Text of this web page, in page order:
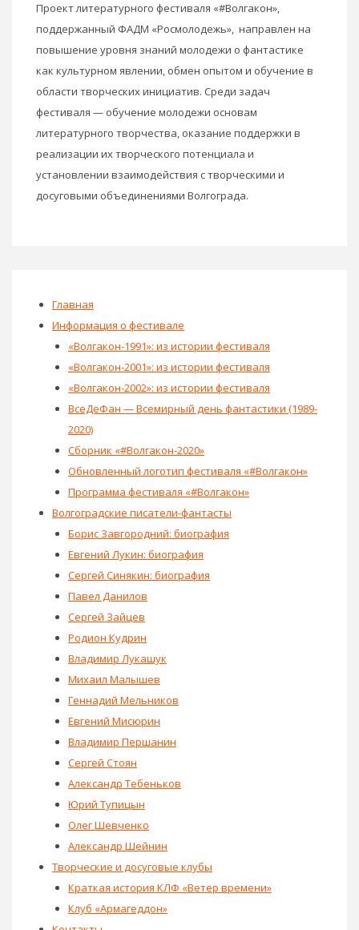
Проект литературного фестиваля «#Волгакон»,
поддержанный ФАДМ «Росмолодежь», направлен на
повышение уровня знаний молодежи о фантастике
как культурном явлении, обмен опытом и обучение в
области творческих инициатив. Среди задач
фестиваля — обучение молодежи основам
литературного творчества, оказание поддержки в
реализации их творческого потенциала и
установлении взаимодействия с творческими и
досуговыми объединениями Волгограда.
Главная
Информация о фестивале
«Волгакон-1991»: из истории фестиваля
«Волгакон-2001»: из истории фестиваля
«Волгакон-2002»: из истории фестиваля
ВсеДеФан — Всемирный день фантастики (1989-
2020)
Сборник «#Волгакон-2020»
Обновленный логотип фестиваля «#Волгакон»
Программа фестиваля «#Волгакон»
Волгоградские писатели-фантасты
Борис Завгородний: биография
Евгений Лукин: биография
Сергей Синякин: биография
Павел Данилов
Сергей Зайцев
Родион Кудрин
Владимир Лукашук
Михаил Малышев
Геннадий Мельников
Евгений Мисюрин
Владимир Першанин
Сергей Стоян
Александр Тебеньков
Юрий Тупицын
Олег Шевченко
Александр Шейнин
Творческие и досуговые клубы
Краткая история КЛФ «Ветер времени»
Клуб «Армагеддон»